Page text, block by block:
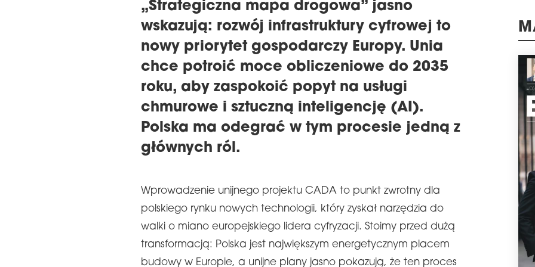
„Strategiczna mapa drogowa” jasno
wskazują: rozwój infrastruktury cyfrowej to
nowy priorytet gospodarczy Europy. Unia
chce potroić moce obliczeniowe do 2035
roku, aby zaspokoić popyt na usługi
chmurowe i sztuczną inteligencję (AI).
Polska ma odegrać w tym procesie jedną z
głównych ról.
Wprowadzenie unijnego projektu CADA to punkt zwrotny dla
polskiego rynku nowych technologii, który zyskał narzędzia do
walki o miano europejskiego lidera cyfryzacji. Stoimy przed dużą
transformacją: Polska jest największym energetycznym placem
budowy w Europie, a unijne plany jasno pokazują, że ten proces
schedule